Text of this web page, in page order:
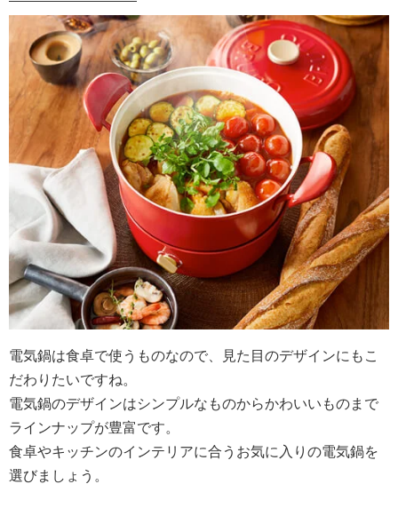
電気鍋は食卓で使うものなので、見た目のデザインにもこ
だわりたいですね。
電気鍋のデザインはシンプルなものからかわいいものまで
ラインナップが豊富です。
食卓やキッチンのインテリアに合うお気に入りの電気鍋を
選びましょう。